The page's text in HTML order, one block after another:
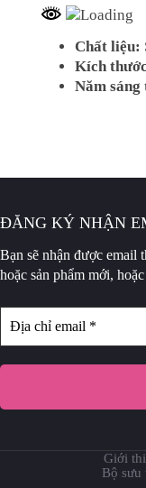
Chất liệu:
Kích
Năm sáng
ĐĂNG KÝ NHẬN
Bạn sẽ nhận được email
hoặc sản phẩm mới,
Giới
Bộ sưu